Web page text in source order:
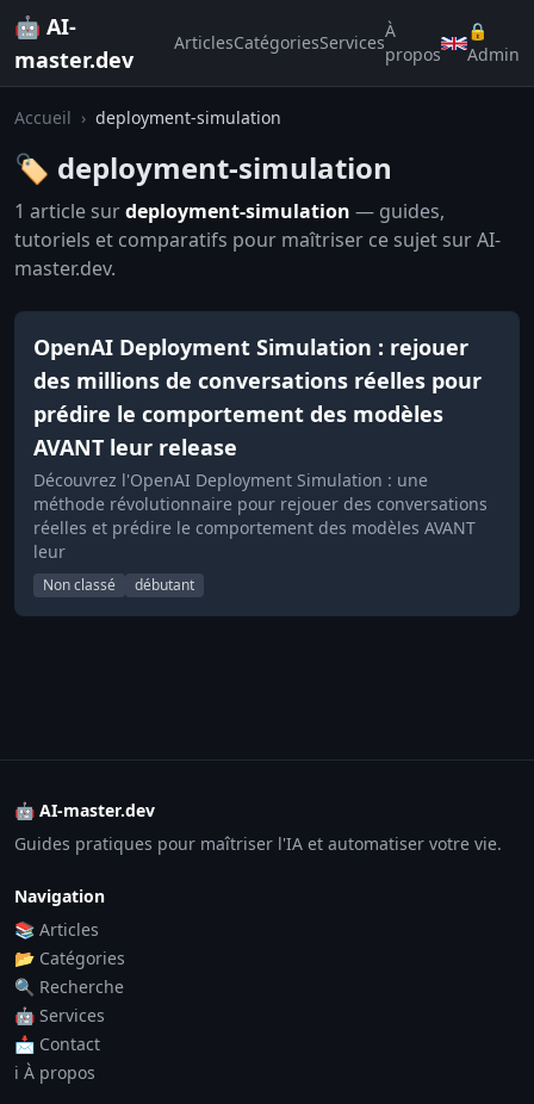
🤖 AI-
master.dev
ArticlesCatégoriesServices
À
propos
🔒
Admin
Accueil › deployment-simulation
🏷️ deployment-simulation
1 article surdeployment-simulation — guides,
tutoriels et comparatifs pour maîtriser ce sujet sur AI-
master.dev.
OpenAI Deployment Simulation : rejouer
des millions de conversations réelles pour
prédire le comportement des modèles
AVANT leur release
Découvrez l'OpenAI Deployment Simulation : une
méthode révolutionnaire pour rejouer des conversations
réelles et prédire le comportement des modèles AVANT
leur
Non classé débutant
🤖 AI-master.dev
Guides pratiques pour maîtriser l'IA et automatiser votre vie.
Navigation
📚 Articles
📂 Catégories
🔍 Recherche
🤖 Services
📩 Contact
ℹ️ À propos